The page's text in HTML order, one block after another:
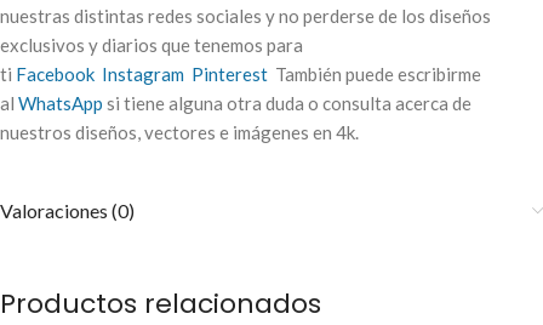
nuestras distintas redes sociales y no perderse de los diseños
exclusivos y diarios que tenemos para
ti Facebook Instagram Pinterest También puede escribirme
al WhatsApp si tiene alguna otra duda o consulta acerca de
nuestros diseños, vectores e imágenes en 4k.
Valoraciones (0)
Productos relacionados